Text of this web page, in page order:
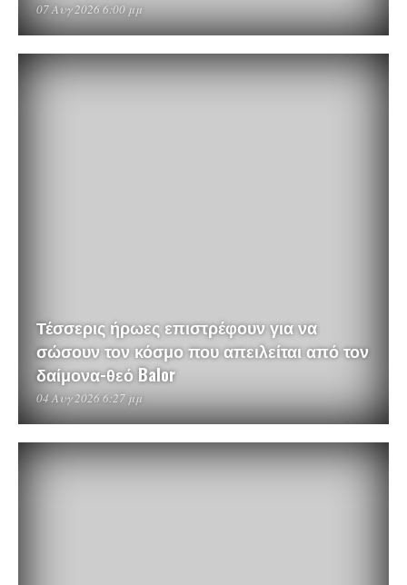
07 Αυγ 2026 6:00 μμ
Τέσσερις ήρωες επιστρέφουν για να
σώσουν τον κόσμο που απειλείται από τον
δαίμονα-θεό Balor
04 Αυγ 2026 6:27 μμ